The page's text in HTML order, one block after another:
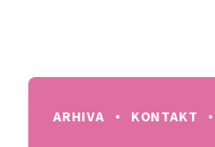
ARHIVA KONTAKT